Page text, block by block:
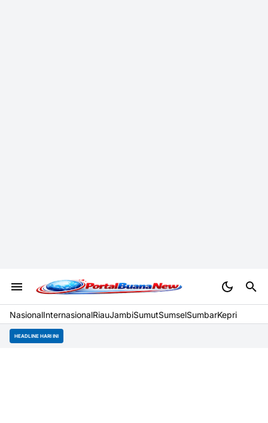
NasionalInternasionalRiauJambiSumutSumselSumbarKepri
HEADLINE HARI INI